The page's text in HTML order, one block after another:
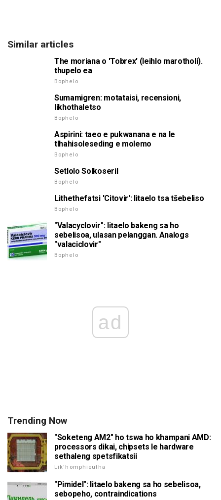
Similar articles
The moriana o 'Tobrex' (leihlo marotholi).
thupelo ea
Bophelo
Sumamigren: motataisi, recensioni,
likhothaletso
Bophelo
Aspirini: taeo e pukwanana e na le
tlhahisoleseding e molemo
Bophelo
Setlolo Solkoseril
Bophelo
Lithethefatsi 'Citovir': litaelo tsa tšebeliso
Bophelo
"Valacyclovir": litaelo bakeng sa ho
sebelisoa, ulasan pelanggan. Analogs
"valaciclovir"
Bophelo
ad
Trending Now
"Soketeng AM2" ho tswa ho khampani AMD:
processors dikai, chipsets le hardware
sethaleng spetsfikatsii
Lik'homphieutha
"Pimidel": litaelo bakeng sa ho sebelisoa,
sebopeho, contraindications